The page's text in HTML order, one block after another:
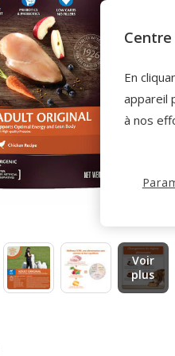
Voir
plus
En
appareil
à nos